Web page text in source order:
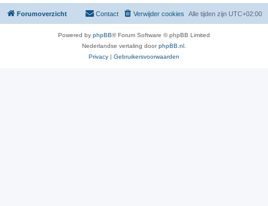
Forumoverzicht Alle tijden zijn UTC+02:00
Verwijder cookies
Contact
Powered by phpBB® Forum Software © phpBB Limited
Nederlandse vertaling doorphpBB.nl
Privacy | Gebruikersvoorwaarden